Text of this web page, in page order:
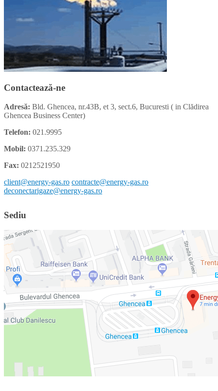
Contactează-ne
Adresă: Bld. Ghencea, nr.43B, et 3, sect.6, Bucuresti ( in Clădirea
Ghencea Business Center)
Telefon: 021.9995
Mobil: 0371.235.329
Fax: 0212521950
client@energy-gas.ro contracte@energy-gas.ro
deconectarigaze@energy-gas.ro
Sediu